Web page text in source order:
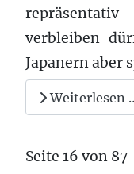
verbleiben
Japanern aber
Weiterlesen
Seite 16 von 87